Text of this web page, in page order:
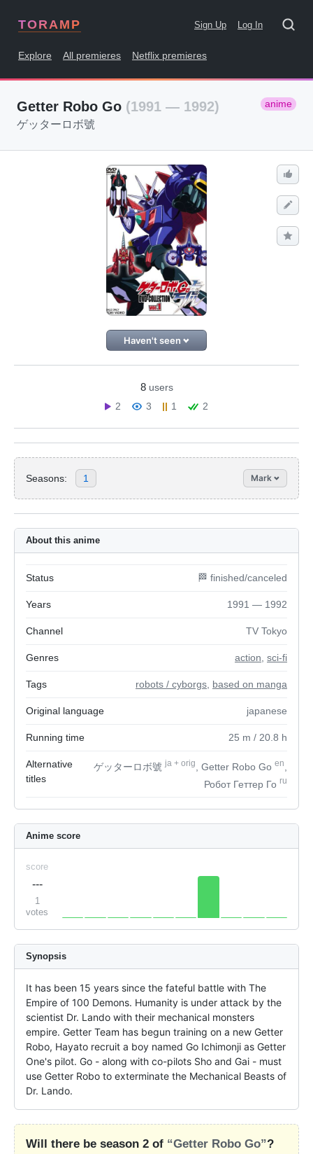
TORAMP Sign Up Log In
Explore All premieres Netflix premieres
Getter Robo Go (1991 — 1992) anime
ゲッターロボ號
Haven't seen
8 users
2
3 1 2
Seasons: 1 Mark
About this anime
Status 🏁 finished/canceled
Years 1991 — 1992
Channel TV Tokyo
Genres action sci-fi
Tags robots / cyborgs based on manga
Original language japanese
Running time 25 m / 20.8 h
Alternative
titles
ゲッターロボ號ja + orig , Getter Robo Go en
Робот Геттер Го ru
Anime score
score
---
1
votes
Synopsis
It has been 15 years since the fateful battle with The
Empire of 100 Demons. Humanity is under attack by the
scientist Dr. Lando with their mechanical monsters
empire. Getter Team has begun training on a new Getter
Robo, Hayato recruit a boy named Go Ichimonji as Getter
One's pilot. Go - along with co-pilots Sho and Gai - must
use Getter Robo to exterminate the Mechanical Beasts of
Dr. Lando.
Will there be season 2 of “Getter Robo Go”?